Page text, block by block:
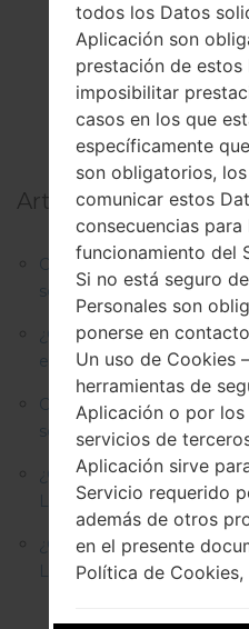
Artículos principales:
Cómo hacer Reinicio
series similares?
¿Cómo restablecer datos
en LG G3, G4, G5, G7 y
Cómo rootear cualquier
solo clic?
¿Cómo restablecer datos
LG G3, G4, G5, G7 y seres
¿Cómo restablecer datos
LG Optimus Chat , L20,
todos los Datos
Aplicación son
prestación de estos
imposibilitar
casos en los que
específicamente
son obligatorios,
comunicar estos
consecuencias
funcionamiento del
Si no está seguro
Personales son
ponerse en
Un uso de Cookies
herramientas de
Aplicación o por
servicios de
Aplicación sirve
Servicio requerido
además de otros
en el presente
Política de